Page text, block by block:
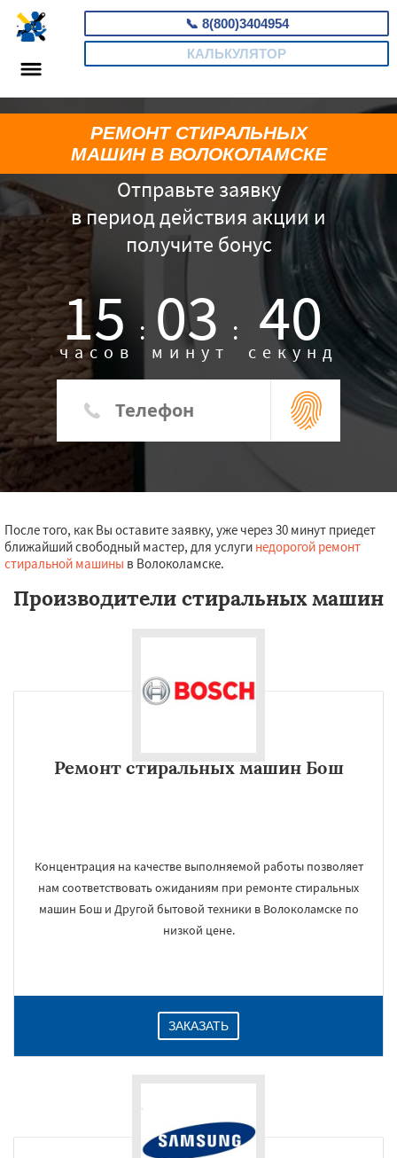
📞 8(800)3404954
КАЛЬКУЛЯТОР
Отправьте заявку
в период действия акции и
получите бонус
15 :
часов 03 :
минут 39
секунд
РЕМОНТ СТИРАЛЬНЫХ
МАШИН В ВОЛОКОЛАМСКЕ
После того, как Вы оставите заявку, уже через 30 минут приедет
ближайший свободный мастер, для услуги недорогой ремонт
стиральной машины в Волоколамске.
Производители стиральных машин
Ремонт стиральных машин Бош
Концентрация на качестве выполняемой работы позволяет
нам соответствовать ожиданиям при ремонте стиральных
машин Бош и Другой бытовой техники в Волоколамске по
низкой цене.
ЗАКАЗАТЬ